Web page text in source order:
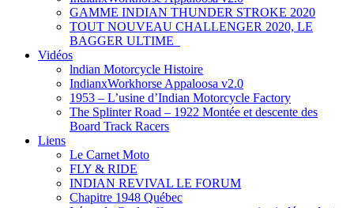
GAMME INDIAN THUNDER STROKE 2020
TOUT NOUVEAU CHALLENGER 2020, LE
BAGGER ULTIME
Vidéos
lndian Motorcycle Histoire
IndianxWorkhorse Appaloosa v2.0
1953 – L’usine d’Indian Motorcycle Factory
The Splinter Road – 1922 Montée et descente des
Board Track Racers
Liens
Le Carnet Moto
FLY & RIDE
INDIAN REVIVAL LE FORUM
Chapitre 1948 Québec